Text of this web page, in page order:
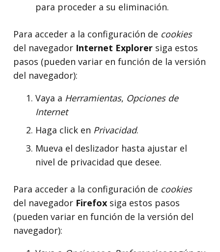
para proceder a su eliminación.
Para acceder a la configuración de cookies
del navegador Internet Explorer siga estos
pasos (pueden variar en función de la versión
del navegador):
Vaya a Herramientas, Opciones de
Internet
Haga click en Privacidad.
Mueva el deslizador hasta ajustar el
nivel de privacidad que desee.
Para acceder a la configuración de cookies
del navegador Firefox siga estos pasos
(pueden variar en función de la versión del
navegador):